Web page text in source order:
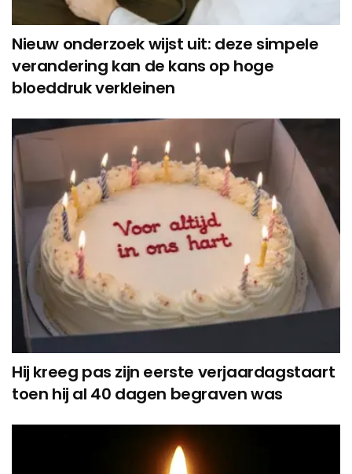
Nieuw onderzoek wijst uit: deze simpele
verandering kan de kans op hoge
bloeddruk verkleinen
Hij kreeg pas zijn eerste verjaardagstaart
toen hij al 40 dagen begraven was